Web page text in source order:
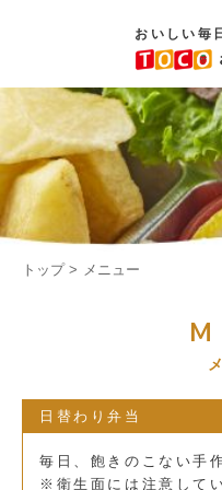
おいしい毎
トップ メニュー
日替わり弁当
毎日、飽きのこない手
※衛生面には注意して